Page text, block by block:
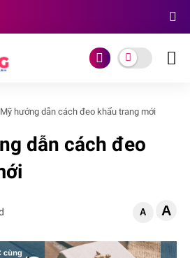
Mỹ hướng dẫn cách đeo khẩu trang mới
dẫn cách đeo
A A